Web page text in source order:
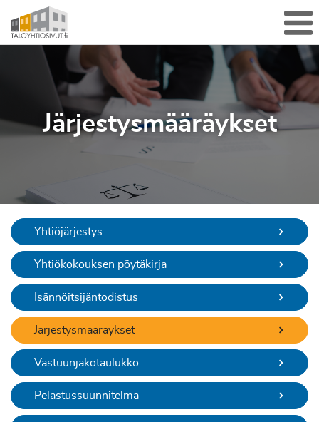
Sulje valikko
Järjestysmääräykset
Yhtiöjärjestys
Yhtiökokouksen pöytäkirja
Isännöitsijäntodistus
Järjestysmääräykset
Vastuunjakotaulukko
Pelastussuunnitelma